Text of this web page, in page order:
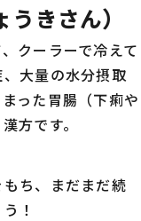
きさん）
クーラーで冷えて
大量の水分摂取
った胃腸（下痢や
方です。
ち、まだまだ続
！